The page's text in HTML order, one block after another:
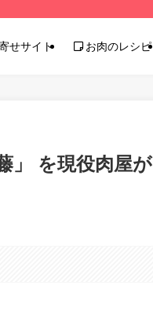
せサイト お肉のレシピ
」 を現役肉屋が